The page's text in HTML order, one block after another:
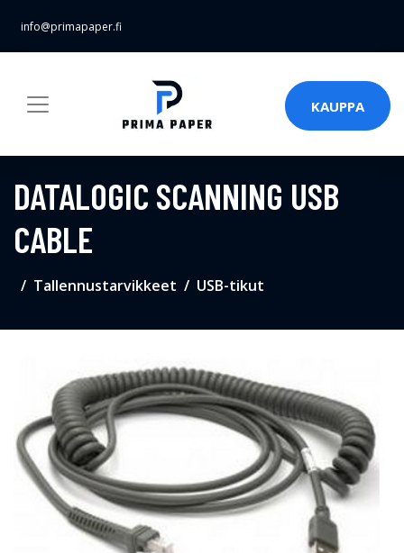
info@primapaper.fi
KAUPPA
DATALOGIC SCANNING USB
CABLE
Tallennustarvikkeet USB-tikut